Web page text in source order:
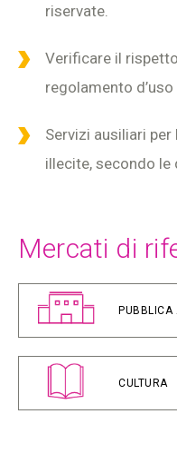
riservate.
Verificare il
regolamento d’uso
Servizi ausiliari
illecite, secondo le
Mercati di
CULTURA